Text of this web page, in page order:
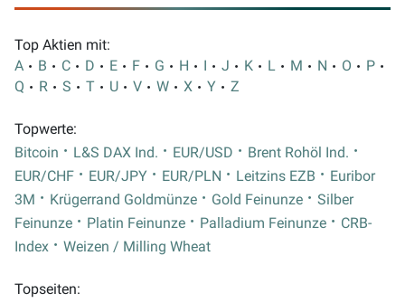
Top Aktien mit:
A
B C D E F G H I J K L M N O
P
Q
R S T U V W X Y Z
Topwerte:
Bitcoin
L&S DAX Ind. EUR/USD
Brent Rohöl Ind.
EUR/CHF
EUR/JPY EUR/PLN Leitzins EZB
Euribor
3M
Krügerrand Goldmünze Gold Feinunze
Silber
Feinunze
Platin Feinunze Palladium Feinunze
CRB-
Index
Weizen / Milling Wheat
Topseiten: